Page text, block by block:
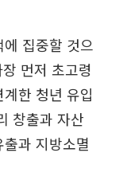
에 집중할 것으
먼저 초고령
한 청년 유입
창출과 자산
과 지방소멸